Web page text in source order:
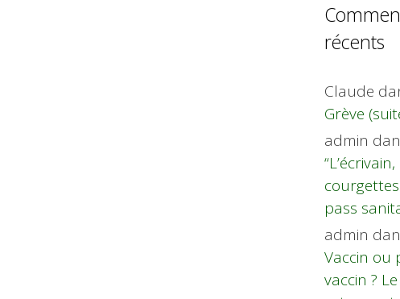
récents
Claude
Grève
admin
pass
admin
Vaccin ou
vaccin ?